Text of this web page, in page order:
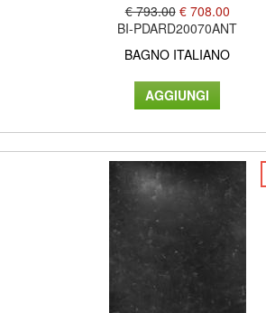
€ 793.00 € 708.00
BI-PDARD20070ANT
BAGNO ITALIANO